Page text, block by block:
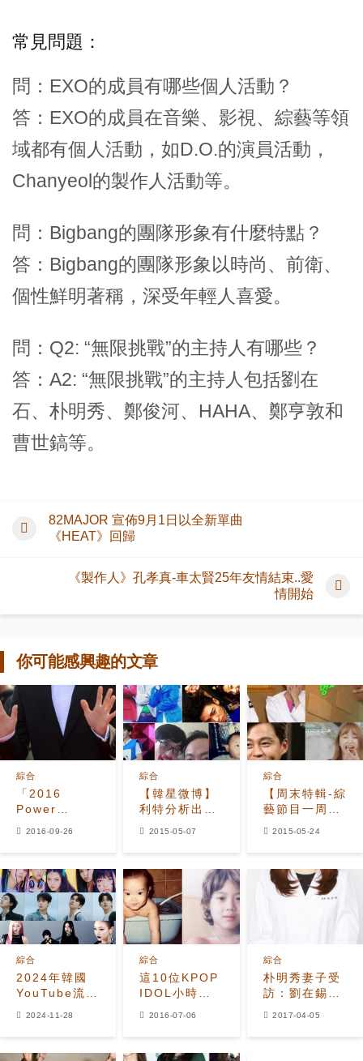
常見問題：
問：EXO的成員有哪些個人活動？
答：EXO的成員在音樂、影視、綜藝等領
域都有個人活動，如D.O.的演員活動，
Chanyeol的製作人活動等。
問：Bigbang的團隊形象有什麼特點？
答：Bigbang的團隊形象以時尚、前衛、
個性鮮明著稱，深受年輕人喜愛。
問：Q2: “無限挑戰”的主持人有哪些？
答：A2: “無限挑戰”的主持人包括劉在
石、朴明秀、鄭俊河、HAHA、鄭亨敦和
曹世鎬等。
82MAJOR 宣佈9月1日以全新單曲
《HEAT》回歸
《製作人》孔孝真-車太賢25年友情結束..愛
情開始
你可能感興趣的文章
「2016
Power
綜合
2016-09-26
【韓星微博】
利特分析出沒
綜合
2015-05-07
【周末特輯-綜
藝節目一周回
底 李光洙被
『跑男』成員
綜合
2015-05-24
2024年韓國
YouTube流媒
體播放量最高
綜合
2024-11-28
這10位KPOP
IDOL小時候
的相片證明他
綜合
2016-07-06
朴明秀妻子受
訪：劉在錫成
就了現在的朴
綜合
2017-04-05